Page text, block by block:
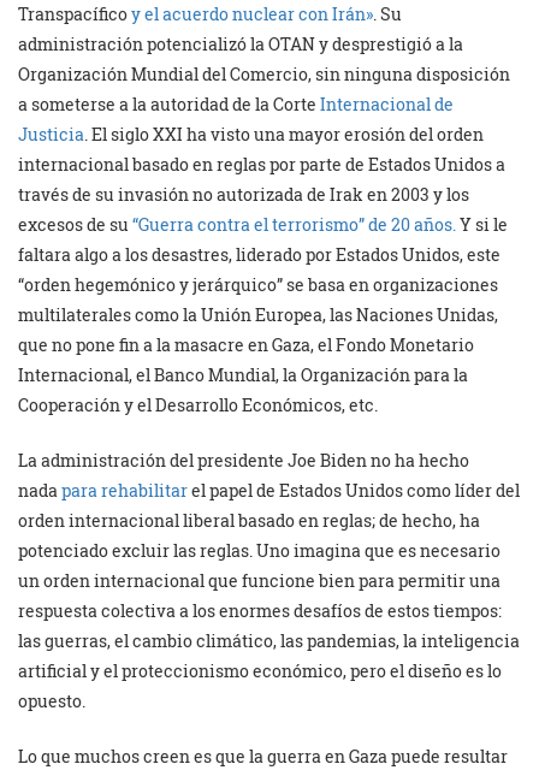
Transpacíficoy el acuerdo nuclear con Irán» . Su
administración potencializó la OTAN y desprestigió a la
Organización Mundial del Comercio, sin ninguna disposición
a someterse a la autoridad de la Corte Internacional de
Justicia . El siglo XXI ha visto una mayor erosión del orden
internacional basado en reglas por parte de Estados Unidos a
través de su invasión no autorizada de Irak en 2003 y los
excesos de su “Guerra contra el terrorismo” de 20 años. Y si le
faltara algo a los desastres, liderado por Estados Unidos, este
“orden hegemónico y jerárquico” se basa en organizaciones
multilaterales como la Unión Europea, las Naciones Unidas,
que no pone fin a la masacre en Gaza, el Fondo Monetario
Internacional, el Banco Mundial, la Organización para la
Cooperación y el Desarrollo Económicos, etc.
La administración del presidente Joe Biden no ha hecho
nada para rehabilitarel papel de Estados Unidos como líder del
orden internacional liberal basado en reglas; de hecho, ha
potenciado excluir las reglas. Uno imagina que es necesario
un orden internacional que funcione bien para permitir una
respuesta colectiva a los enormes desafíos de estos tiempos:
las guerras, el cambio climático, las pandemias, la inteligencia
artificial y el proteccionismo económico, pero el diseño es lo
opuesto.
Lo que muchos creen es que la guerra en Gaza puede resultar